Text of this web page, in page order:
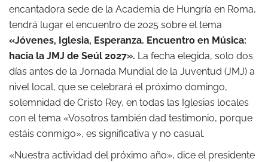
encantadora sede de la Academia de Hungría en Roma,
tendrá lugar el encuentro de 2025 sobre el tema
«Jóvenes, Iglesia, Esperanza. Encuentro en Música:
hacia la JMJ de Seúl 2027». La fecha elegida, solo dos
días antes de la Jornada Mundial de la Juventud (JMJ) a
nivel local, que se celebrará el próximo domingo,
solemnidad de Cristo Rey, en todas las Iglesias locales
con el tema «Vosotros también dad testimonio, porque
estáis conmigo», es significativa y no casual.
«Nuestra actividad del próximo año», dice el presidente